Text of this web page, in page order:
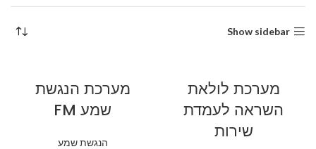
Show sidebar
מערכת לולאת
השראה לעמדת
שירות
מערכת הנגשת
שמע FM
הנגשת שמע